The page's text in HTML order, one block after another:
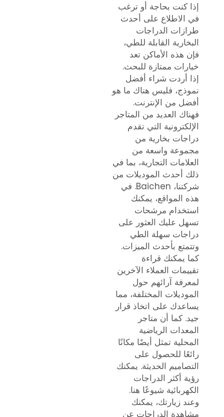
إذا كنت بحاجة أو ترغب
في الاطلاع على أحدث
طرازات الدراجات
البخارية القابلة للطي،
فإن هذه الأماكن تعد
خيارات ممتازة للبحث.
إذا أردت شراء أفضل
نموذج، فليس هناك ما هو
أفضل من الإنترنت.
فهناك العديد من المتاجر
الإلكترونية التي تقدم
دراجات بخارية من
مجموعة واسعة من
العلامات التجارية، بما في
ذلك أحدث الموديلات من
شركتنا، Baichen. في
هذه المواقع، يمكنك
استخدام مرشحات
تسهل عليك العثور على
دراجات سهلة الطي
وتتمتع بأحدث الميزات.
كما يمكنك قراءة
تقييمات العملاء الآخرين
لمعرفة آرائهم حول
الموديلات المختلفة، مما
يساعدك على اتخاذ قرار
جيد. كما أن متاجر
المعدات الرياضية
المحلية تمثل أيضًا مكانًا
رائعًا للحصول على
التصاميم الحديثة. يمكنك
رؤية أكثر الدراجات
الكهربائية شيوعًا هنا.
وعند زيارتك، يمكنك
مشاهدة الدراجات عن